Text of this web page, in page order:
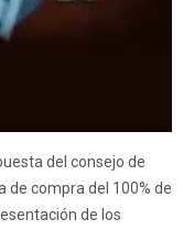
del consejo de
compra del 100% de
de los